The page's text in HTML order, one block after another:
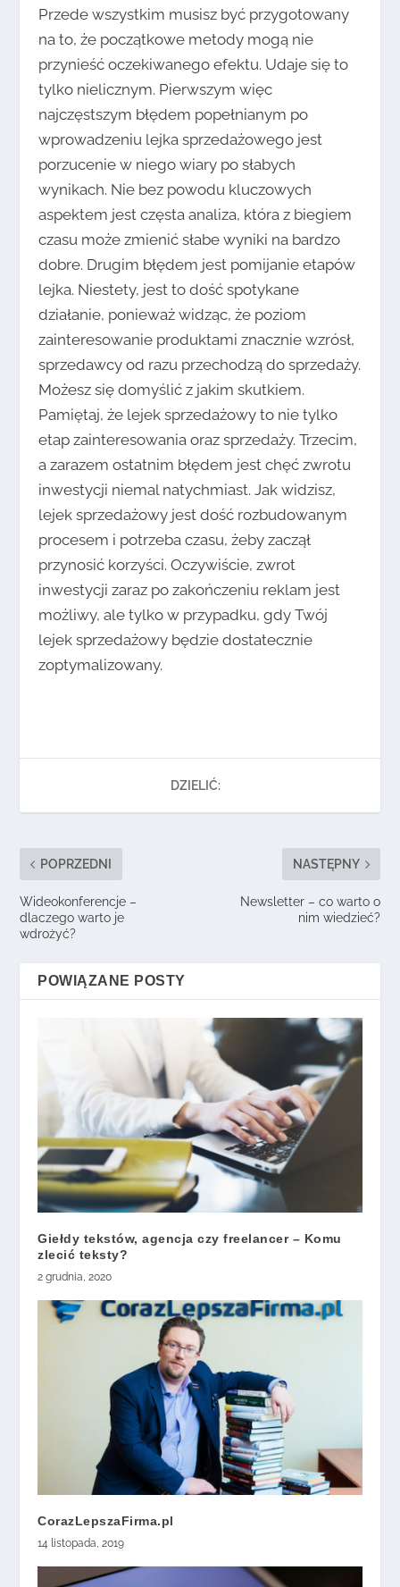
Przede wszystkim musisz być przygotowany
na to, że początkowe metody mogą nie
przynieść oczekiwanego efektu. Udaje się to
tylko nielicznym. Pierwszym więc
najczęstszym błędem popełnianym po
wprowadzeniu lejka sprzedażowego jest
porzucenie w niego wiary po słabych
wynikach. Nie bez powodu kluczowych
aspektem jest częsta analiza, która z biegiem
czasu może zmienić słabe wyniki na bardzo
dobre. Drugim błędem jest pomijanie etapów
lejka. Niestety, jest to dość spotykane
działanie, ponieważ widząc, że poziom
zainteresowanie produktami znacznie wzrósł,
sprzedawcy od razu przechodzą do sprzedaży.
Możesz się domyślić z jakim skutkiem.
Pamiętaj, że lejek sprzedażowy to nie tylko
etap zainteresowania oraz sprzedaży. Trzecim,
a zarazem ostatnim błędem jest chęć zwrotu
inwestycji niemal natychmiast. Jak widzisz,
lejek sprzedażowy jest dość rozbudowanym
procesem i potrzeba czasu, żeby zaczął
przynosić korzyści. Oczywiście, zwrot
inwestycji zaraz po zakończeniu reklam jest
możliwy, ale tylko w przypadku, gdy Twój
lejek sprzedażowy będzie dostatecznie
zoptymalizowany.
DZIELIĆ:
POPRZEDNI
Wideokonferencje –
dlaczego warto je
wdrożyć?
NASTĘPNY
Newsletter – co warto o
nim wiedzieć?
POWIĄZANE POSTY
Giełdy tekstów, agencja czy freelancer – Komu
zlecić teksty?
2 grudnia, 2020
CorazLepszaFirma.pl
14 listopada, 2019